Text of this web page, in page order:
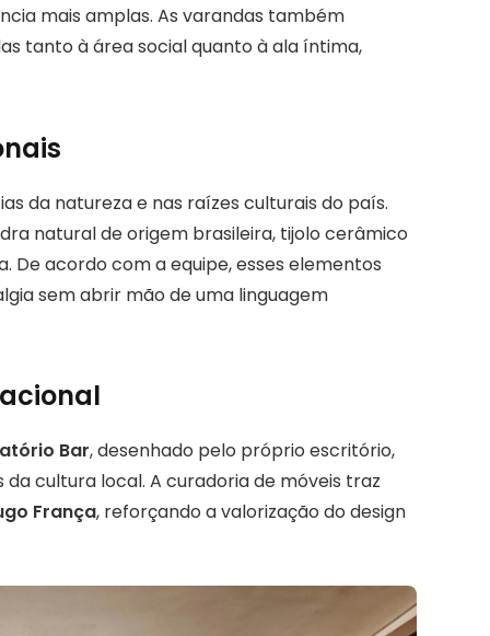
mais amplas. As varandas também
tanto à área social quanto à ala íntima,
da natureza e nas raízes culturais do país.
natural de origem brasileira, tijolo cerâmico
acordo com a equipe, esses elementos
sem abrir mão de uma linguagem
Bar, desenhado pelo próprio escritório,
cultura local. A curadoria de móveis traz
França, reforçando a valorização do design